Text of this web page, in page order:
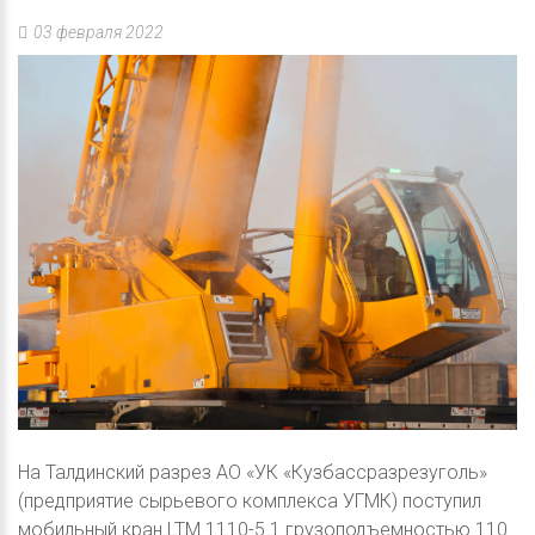
03 февраля 2022
На Талдинский разрез АО «УК «Кузбассразрезуголь»
(предприятие сырьевого комплекса УГМК) поступил
мобильный кран LTM 1110-5.1 грузоподъемностью 110